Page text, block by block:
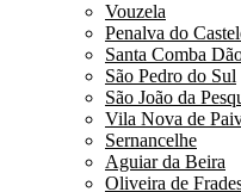
Vouzela
Penalva do
Santa Comba
São Pedro do Sul
São João da
Vila Nova de
Sernancelhe
Aguiar da Beira
Oliveira de